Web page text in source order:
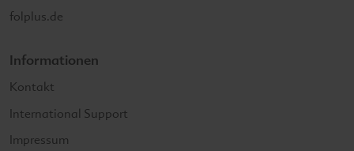
folplus.de
Informationen
Kontakt
International Support
Impressum